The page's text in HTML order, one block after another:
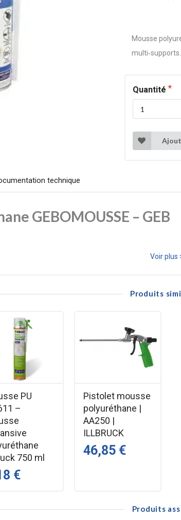
Mousse
Quantité
technique
GEBOMOUSSE – GEB
rapide pour une mise en œuvre efficace sur
béton, brique, métal, PVC, pierre
Voir plus
Produits
PU
–
750 ml
€
Pistolet mousse
polyuréthane |
AA250 |
ILLBRUCK
46,85 €
Produits